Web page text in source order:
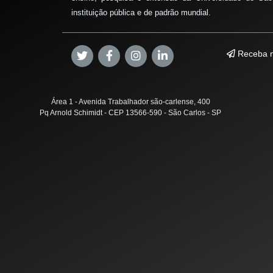
instituição pública e de padrão mundial.
Receba
Área 1 - Avenida Trabalhador são-carlense, 400
Pq Arnold Schimidt - CEP 13566-590 - São Carlos - SP